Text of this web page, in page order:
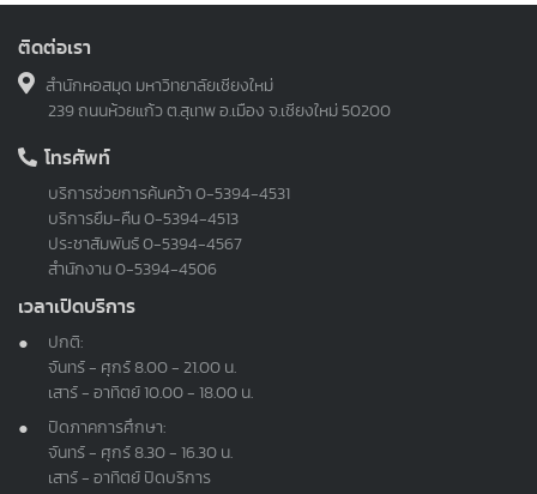
ติดต่อเรา
สำนักหอสมุด มหาวิทยาลัยเชียงใหม่
239 ถนนห้วยแก้ว ต.สุเทพ อ.เมือง จ.เชียงใหม่ 50200
โทรศัพท์
บริการช่วยการค้นคว้า 0-5394-4531
บริการยืม-คืน 0-5394-4513
ประชาสัมพันธ์ 0-5394-4567
สำนักงาน 0-5394-4506
เวลาเปิดบริการ
ปกติ:
จันทร์ - ศุกร์ 8.00 - 21.00 น.
เสาร์ - อาทิตย์ 10.00 - 18.00 น.
ปิดภาคการศึกษา:
จันทร์ - ศุกร์ 8.30 - 16.30 น.
เสาร์ - อาทิตย์ ปิดบริการ